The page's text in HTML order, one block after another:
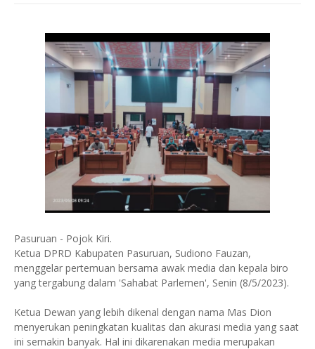
Pasuruan - Pojok Kiri.
Ketua DPRD Kabupaten Pasuruan, Sudiono Fauzan,
menggelar pertemuan bersama awak media dan kepala biro
yang tergabung dalam 'Sahabat Parlemen', Senin (8/5/2023).
Ketua Dewan yang lebih dikenal dengan nama Mas Dion
menyerukan peningkatan kualitas dan akurasi media yang saat
ini semakin banyak. Hal ini dikarenakan media merupakan